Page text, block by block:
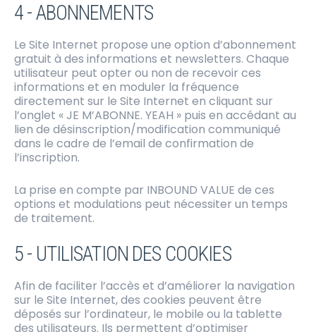
4 - ABONNEMENTS
Le Site Internet propose une option d’abonnement
gratuit à des informations et newsletters. Chaque
utilisateur peut opter ou non de recevoir ces
informations et en moduler la fréquence
directement sur le Site Internet en cliquant sur
l’onglet « JE M’ABONNE. YEAH » puis en accédant au
lien de désinscription/modification communiqué
dans le cadre de l’email de confirmation de
l’inscription.
La prise en compte par INBOUND VALUE de ces
options et modulations peut nécessiter un temps
de traitement.
5 - UTILISATION DES COOKIES
Afin de faciliter l’accès et d’améliorer la navigation
sur le Site Internet, des cookies peuvent être
déposés sur l’ordinateur, le mobile ou la tablette
des utilisateurs. Ils permettent d’optimiser